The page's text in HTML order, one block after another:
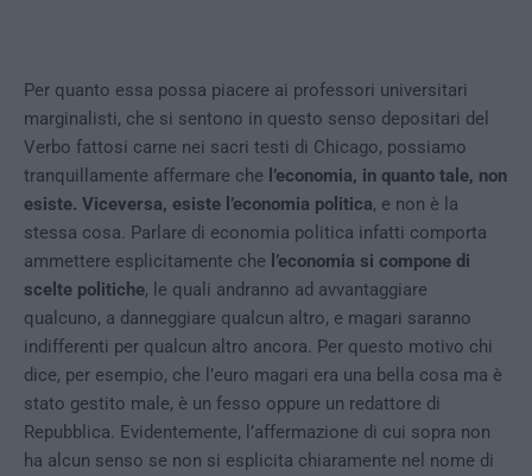
Per quanto essa possa piacere ai professori universitari
marginalisti, che si sentono in questo senso depositari del
Verbo fattosi carne nei sacri testi di Chicago, possiamo
tranquillamente affermare che l’economia, in quanto tale, non
esiste. Viceversa, esiste l’economia politica, e non è la
stessa cosa. Parlare di economia politica infatti comporta
ammettere esplicitamente che l’economia si compone di
scelte politiche, le quali andranno ad avvantaggiare
qualcuno, a danneggiare qualcun altro, e magari saranno
indifferenti per qualcun altro ancora. Per questo motivo chi
dice, per esempio, che l’euro magari era una bella cosa ma è
stato gestito male, è un fesso oppure un redattore di
Repubblica. Evidentemente, l’affermazione di cui sopra non
ha alcun senso se non si esplicita chiaramente nel nome di